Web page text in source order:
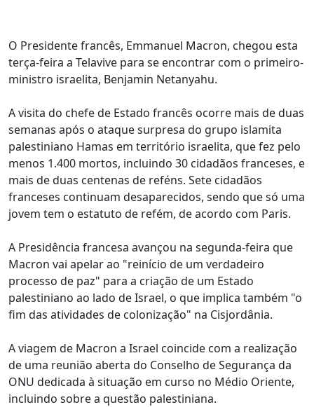
O Presidente francês, Emmanuel Macron, chegou esta
terça-feira a Telavive para se encontrar com o primeiro-
ministro israelita, Benjamin Netanyahu.
A visita do chefe de Estado francês ocorre mais de duas
semanas após o ataque surpresa do grupo islamita
palestiniano Hamas em território israelita, que fez pelo
menos 1.400 mortos, incluindo 30 cidadãos franceses, e
mais de duas centenas de reféns. Sete cidadãos
franceses continuam desaparecidos, sendo que só uma
jovem tem o estatuto de refém, de acordo com Paris.
A Presidência francesa avançou na segunda-feira que
Macron vai apelar ao "reinício de um verdadeiro
processo de paz" para a criação de um Estado
palestiniano ao lado de Israel, o que implica também "o
fim das atividades de colonização" na Cisjordânia.
A viagem de Macron a Israel coincide com a realização
de uma reunião aberta do Conselho de Segurança da
ONU dedicada à situação em curso no Médio Oriente,
incluindo sobre a questão palestiniana.